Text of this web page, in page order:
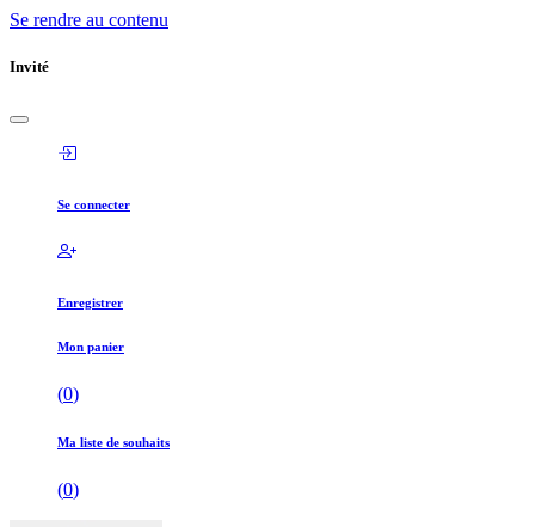
Se rendre au contenu
Invité
Se connecter
Enregistrer
Mon panier
(0)
Ma liste de souhaits
(0)